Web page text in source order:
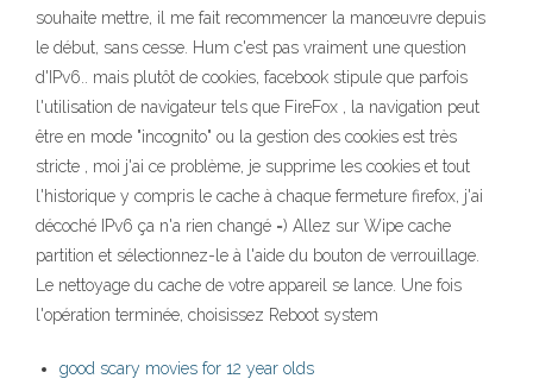
souhaite mettre, il me fait recommencer la manœuvre depuis
le début, sans cesse. Hum c'est pas vraiment une question
d'IPv6.. mais plutôt de cookies, facebook stipule que parfois
l'utilisation de navigateur tels que FireFox , la navigation peut
être en mode "incognito" ou la gestion des cookies est très
stricte , moi j'ai ce problème, je supprime les cookies et tout
l'historique y compris le cache à chaque fermeture firefox, j'ai
décoché IPv6 ça n'a rien changé =) Allez sur Wipe cache
partition et sélectionnez-le à l'aide du bouton de verrouillage.
Le nettoyage du cache de votre appareil se lance. Une fois
l'opération terminée, choisissez Reboot system
good scary movies for 12 year olds